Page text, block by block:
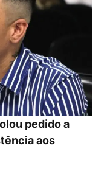
pedido a
aos